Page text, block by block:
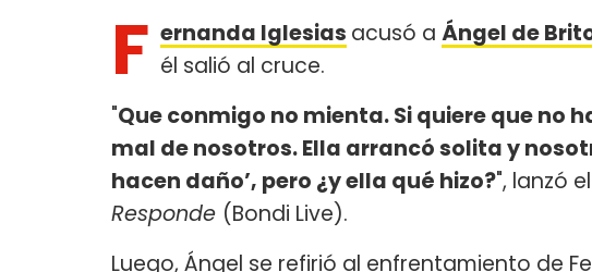
F ernanda Iglesias acusó a Ángel de
él salió al cruce.
"Que conmigo no mienta. Si quiere que no
mal de nosotros. Ella arrancó solita y
hacen daño’, pero ¿y ella qué hizo?", lanzó
Responde (Bondi Live).
Luego, Ángel se refirió al enfrentamiento de